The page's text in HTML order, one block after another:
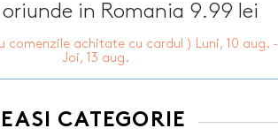
oriunde in Romania 9.99 lei
comenzile achitate cu cardul ) Luni, 10 aug. -
Joi, 13 aug.
CATEGORIE